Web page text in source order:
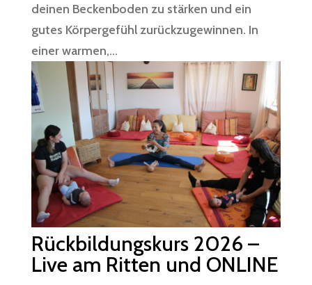
deinen Beckenboden zu stärken und ein
gutes Körpergefühl zurückzugewinnen. In
einer warmen,...
Rückbildungskurs 2026 –
Live am Ritten und ONLINE